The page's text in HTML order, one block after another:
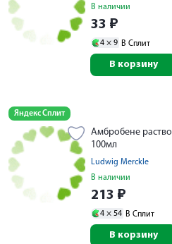
В наличии
33 ₽
4 × 9 В Сплит
В корзину
Яндекс Сплит
Амбробене
100мл
Ludwig Merckle
В наличии
213 ₽
4 × 54 В Сплит
В корзину